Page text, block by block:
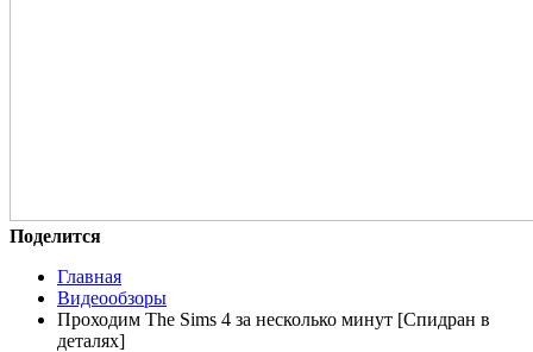
Поделится
Главная
Видеообзоры
Проходим The Sims 4 за несколько минут [Спидран в
деталях]